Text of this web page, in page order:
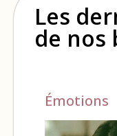
Les
de nos
Émotions